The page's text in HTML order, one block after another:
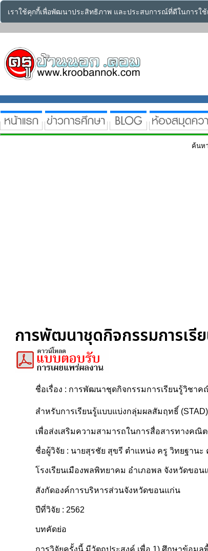
เราใช้คุกกี้เพื่อพัฒนาประสิทธิภาพ และประสบการณ์ที่ดีในการใ
ค้นห
การพัฒนาชุดกิจกรรมการเ
ชื่อเรื่อง : การพัฒนาชุดกิจกรรมการเรียนรู้วิชา
สำหรับการเรียนรู้แบบแบ่งกลุ่มผลสัมฤทธิ์
เพื่อส่งเสริมความสามารถในการสื่อสารทางค
ชื่อผู้วิจัย : นายสุรชัย สุขรี ตำแหน่ง ครู วิทยฐาน
โรงเรียนเมืองพลพิทยาคม อำเภอพล จังหวัดขอน
สังกัดองค์การบริหารส่วนจังหวัดขอนแก่น
ปีที่วิจัย : 2562
บทคัดย่อ
การวิจัยครั้งนี้ มีวัตถุประสงค์ เพื่อ 1) ศึกษาข้อมู